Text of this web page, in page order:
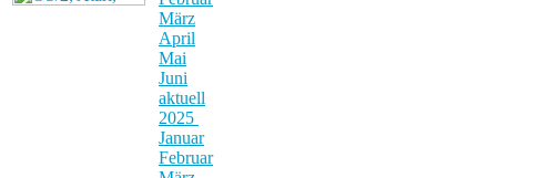
März
April
Mai
Juni
aktuell
2025
Januar
Februar